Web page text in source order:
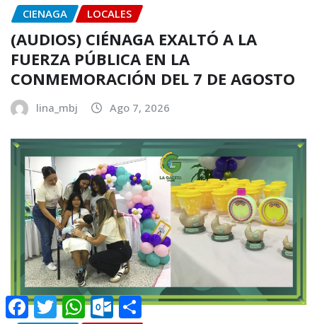
CIENAGA LOCALES
(AUDIOS) CIÉNAGA EXALTÓ A LA
FUERZA PÚBLICA EN LA
CONMEMORACIÓN DEL 7 DE AGOSTO
lina_mbj Ago 7, 2026
Facebook
TwitterWhatsAppOutlook.com
Compartir